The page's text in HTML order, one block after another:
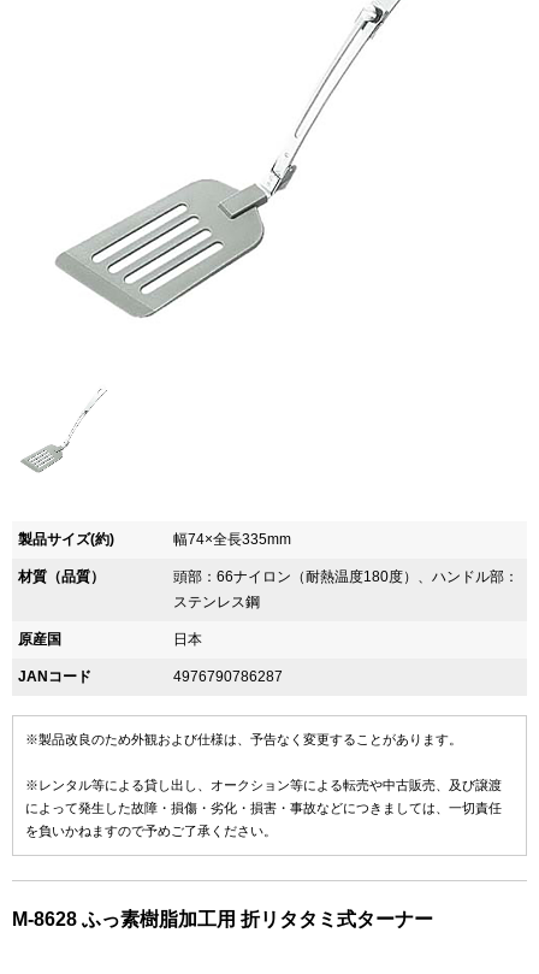
製品サイズ(約) 幅74×全長335mm
材質（品質）
頭部：66ナイロン（耐熱温度180度）、ハンドル部：
ステンレス鋼
原産国 日本
JANコード 4976790786287
※製品改良のため外観および仕様は、予告なく変更することがあります。
※レンタル等による貸し出し、オークション等による転売や中古販売、及び譲渡
によって発生した故障・損傷・劣化・損害・事故などにつきましては、一切責任
を負いかねますので予めご了承ください。
M-8628 ふっ素樹脂加工用 折リタタミ式ターナー